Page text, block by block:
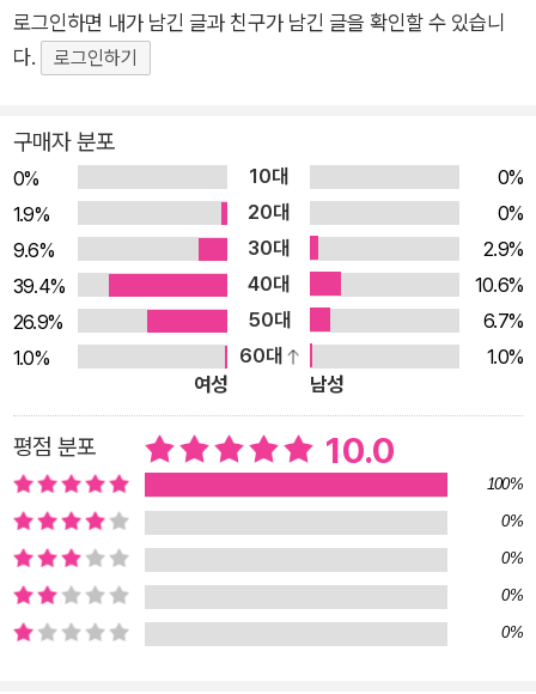
다. 『청소년을 위한 글쓰기 에세이』는 수십 년에 걸친 장선화 박
사의 글쓰기 현장 경력과 교육 경험을 녹여낸 결과물로, 교양입문
서 ‘해냄 청소년 에세이’ 시리즈의 22번째 도서이다. 저자는 글쓰
있을 뿐만 아니라 수능, 논술에도 실질적인 도움을 얻을 수 있다
고 이야기한다. 또한 비판력과 논리력과 창의력을 깨치고, 의사소
통 능력을 함양할 수 있다고 말한다. 이러한 능력은 21세기에 요
구되는 핵심 역량이기도 하다. 총 4장으로 구성된 이 책에서는 구
상부터 퇴고까지, 글쓰기 전 과정을 저자가 동행하며 섬세하고 친
절한 언어로 ‘잘 쓰는 팁’을 속속들이 일러준다. 1장에서는 글쓰기
의 필요성을 피력하며 디지털 미디어 시대에도 글쓰기의 힘이 유
효한 까닭을 설명한다. 2장에서는 구조 짜기, 짧은 문장 쓰기, 문
법 익히기, 맞춤법과 띄어쓰기 등 글을 쓰기 전에 알아두면 좋을
이론을 소개한다. 3장에서는 구상하기부터 개요 짜기, 자료 조사
하기, 첫 문장 쓰기를 비롯한 내용 전개하기, 마무리, 퇴고까지 전
단계에 걸친 실전 글쓰기 방법을 안내한다. 4장에서는 수필, 서
평, 기사, 인터뷰, 자기소개서, 논술과 같은 청소년들이 자주 접하
는 다양한 종류의 글을 소개하고 글의 성격과 양식에 걸맞은 구체
적인 요령을 전수한다. 길어지는 문장, 주술 호응의 불일치, 수동
로그인하면 내가 남긴 글과 친구가 남긴 글을 확인할 수 있습니
다.
로그인하기
구매자 분포
0% 10대
0%
1.9%
20대
0%
9.6%
30대
2.9%
39.4%
40대
10.6%
26.9%
50대
6.7%
1.0%
60대
1.0%
여성
남성
평점 분포 10.0
100%
0%
0%
0%
0%